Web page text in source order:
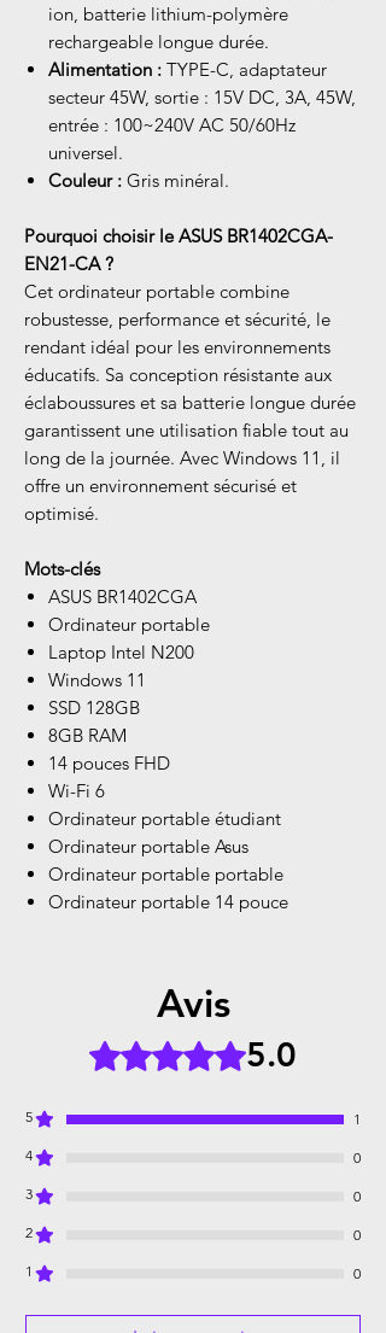
ion, batterie lithium-polymère
rechargeable longue durée.
Alimentation : TYPE-C, adaptateur
secteur 45W, sortie : 15V DC, 3A, 45W,
entrée : 100~240V AC 50/60Hz
universel.
Couleur : Gris minéral.
Pourquoi choisir le ASUS BR1402CGA-
EN21-CA ?
Cet ordinateur portable combine
robustesse, performance et sécurité, le
rendant idéal pour les environnements
éducatifs. Sa conception résistante aux
éclaboussures et sa batterie longue durée
garantissent une utilisation fiable tout au
long de la journée. Avec Windows 11, il
offre un environnement sécurisé et
optimisé.
Mots-clés
ASUS BR1402CGA
Ordinateur portable
Laptop Intel N200
Windows 11
SSD 128GB
8GB RAM
14 pouces FHD
Wi-Fi 6
Ordinateur portable étudiant
Ordinateur portable Asus
Ordinateur portable portable
Ordinateur portable 14 pouce
Avis
Noté 5 sur 5. 5.0
5
1
4
0
3
0
2
0
1
0